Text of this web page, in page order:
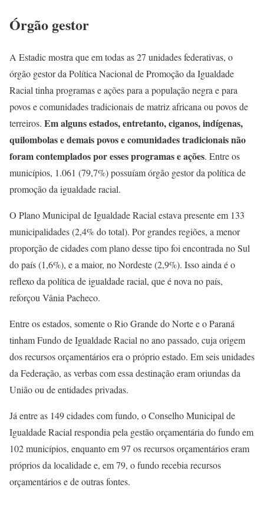
Órgão gestor
A Estadic mostra que em todas as 27 unidades federativas, o
órgão gestor da Política Nacional de Promoção da Igualdade
Racial tinha programas e ações para a população negra e para
povos e comunidades tradicionais de matriz africana ou povos de
terreiros. Em alguns estados, entretanto, ciganos, indígenas,
quilombolas e demais povos e comunidades tradicionais não
foram contemplados por esses programas e ações. Entre os
municípios, 1.061 (79,7%) possuíam órgão gestor da política de
promoção da igualdade racial.
O Plano Municipal de Igualdade Racial estava presente em 133
municipalidades (2,4% do total). Por grandes regiões, a menor
proporção de cidades com plano desse tipo foi encontrada no Sul
do país (1,6%), e a maior, no Nordeste (2,9%). Isso ainda é o
reflexo da política de igualdade racial, que é nova no país,
reforçou Vânia Pacheco.
Entre os estados, somente o Rio Grande do Norte e o Paraná
tinham Fundo de Igualdade Racial no ano passado, cuja origem
dos recursos orçamentários era o próprio estado. Em seis unidades
da Federação, as verbas com essa destinação eram oriundas da
União ou de entidades privadas.
Já entre as 149 cidades com fundo, o Conselho Municipal de
Igualdade Racial respondia pela gestão orçamentária do fundo em
102 municípios, enquanto em 97 os recursos orçamentários eram
próprios da localidade e, em 79, o fundo recebia recursos
orçamentários e de outras fontes.